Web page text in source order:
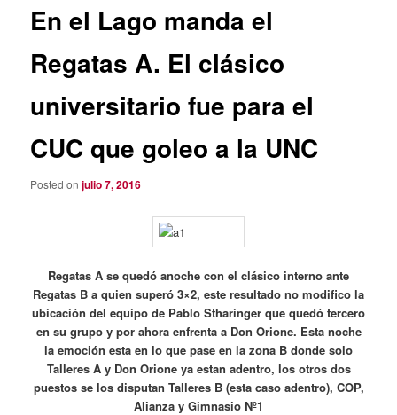
En el Lago manda el
Regatas A. El clásico
universitario fue para el
CUC que goleo a la UNC
Posted onjulio 7, 2016
Regatas A se quedó anoche con el clásico interno ante
Regatas B a quien superó 3×2, este resultado no modifico la
ubicación del equipo de Pablo Stharinger que quedó tercero
en su grupo y por ahora enfrenta a Don Orione. Esta noche
la emoción esta en lo que pase en la zona B donde solo
Talleres A y Don Orione ya estan adentro, los otros dos
puestos se los disputan Talleres B (esta caso adentro), COP,
Alianza y Gimnasio Nº1